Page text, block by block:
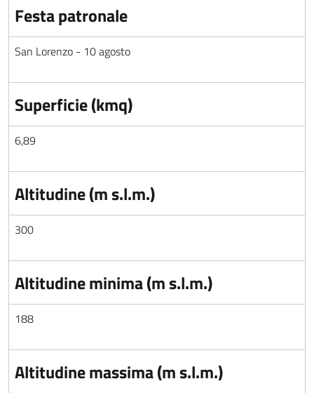
Festa patronale
San Lorenzo - 10 agosto
Superficie (kmq)
6,89
Altitudine (m s.l.m.)
300
Altitudine minima (m s.l.m.)
188
Altitudine massima (m s.l.m.)